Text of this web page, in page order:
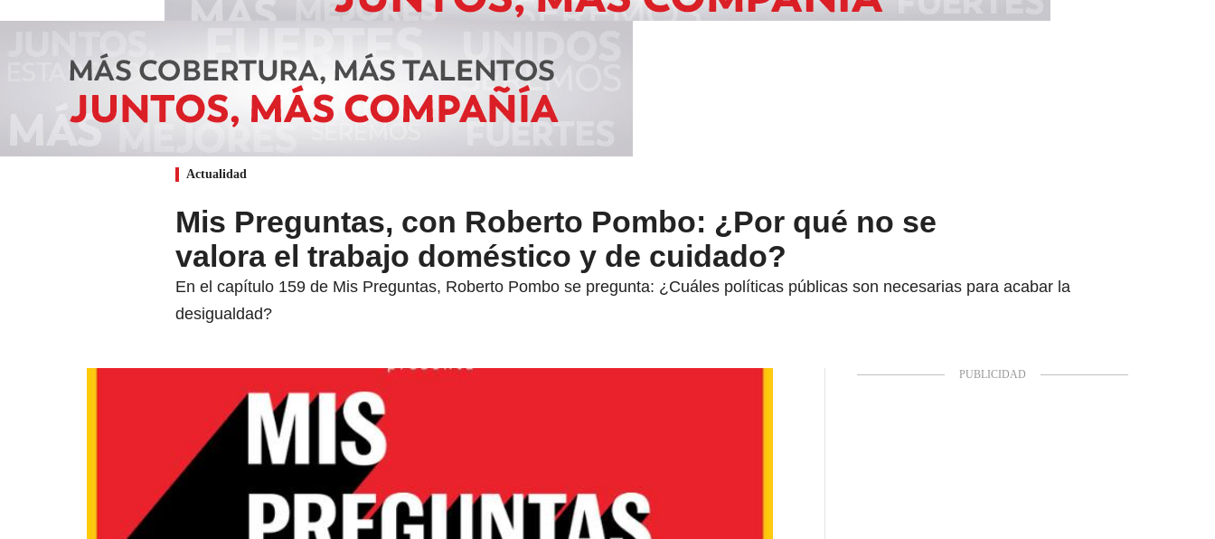
Actualidad
Mis Preguntas, con Roberto Pombo: ¿Por qué no se
valora el trabajo doméstico y de cuidado?
En el capítulo 159 de Mis Preguntas, Roberto Pombo se pregunta: ¿Cuáles políticas públicas son necesarias para acabar la
desigualdad?